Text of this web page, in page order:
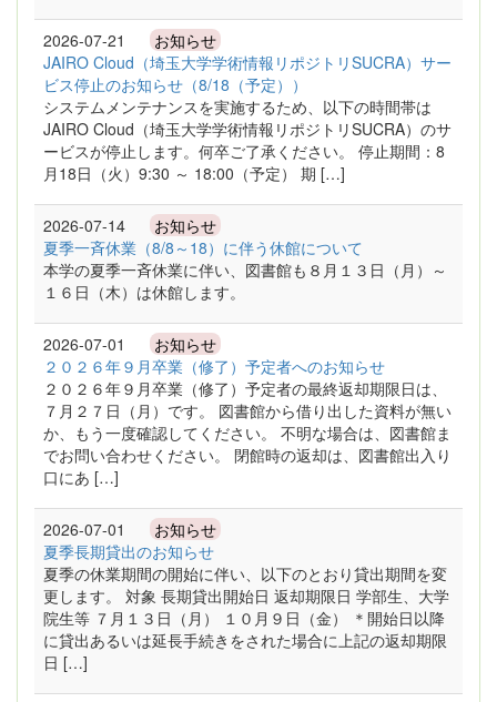
2026-07-21 お知らせ
JAIRO Cloud（埼玉大学学術情報リポジトリSUCRA）サー
ビス停止のお知らせ（8/18（予定））
システムメンテナンスを実施するため、以下の時間帯は
JAIRO Cloud（埼玉大学学術情報リポジトリSUCRA）のサ
ービスが停止します。何卒ご了承ください。 停止期間：8
月18日（火）9:30 ～ 18:00（予定） 期 […]
2026-07-14 お知らせ
夏季一斉休業（8/8～18）に伴う休館について
本学の夏季一斉休業に伴い、図書館も８月１３日（月）～
１６日（木）は休館します。
2026-07-01 お知らせ
２０２６年９月卒業（修了）予定者へのお知らせ
２０２６年９月卒業（修了）予定者の最終返却期限日は、
７月２７日（月）です。 図書館から借り出した資料が無い
か、もう一度確認してください。 不明な場合は、図書館ま
でお問い合わせください。 閉館時の返却は、図書館出入り
口にあ […]
2026-07-01 お知らせ
夏季長期貸出のお知らせ
夏季の休業期間の開始に伴い、以下のとおり貸出期間を変
更します。 対象 長期貸出開始日 返却期限日 学部生、大学
院生等 ７月１３日（月） １０月９日（金） ＊開始日以降
に貸出あるいは延長手続きをされた場合に上記の返却期限
日 […]